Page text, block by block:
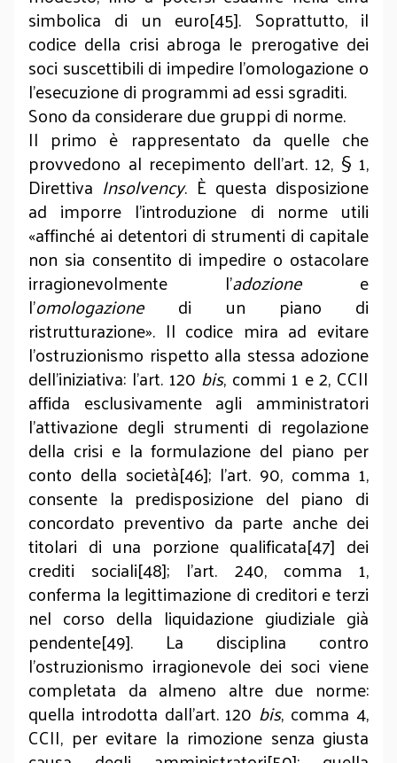
simbolica di un euro[45]. Soprattutto, il
codice della crisi abroga le prerogative dei
soci suscettibili di impedire l’omologazione o
l’esecuzione di programmi ad essi sgraditi.
Sono da considerare due gruppi di norme.
Il primo è rappresentato da quelle che
provvedono al recepimento dell’art. 12, § 1,
Direttiva Insolvency. È questa disposizione
ad imporre l’introduzione di norme utili
«affinché ai detentori di strumenti di capitale
non sia consentito di impedire o ostacolare
irragionevolmente l’adozione e
l’omologazione di un piano di
ristrutturazione». Il codice mira ad evitare
l’ostruzionismo rispetto alla stessa adozione
dell’iniziativa: l’art. 120 bis, commi 1 e 2, CCII
affida esclusivamente agli amministratori
l’attivazione degli strumenti di regolazione
della crisi e la formulazione del piano per
conto della società[46]; l’art. 90, comma 1,
consente la predisposizione del piano di
concordato preventivo da parte anche dei
titolari di una porzione qualificata[47] dei
crediti sociali[48]; l’art. 240, comma 1,
conferma la legittimazione di creditori e terzi
nel corso della liquidazione giudiziale già
pendente[49]. La disciplina contro
l’ostruzionismo irragionevole dei soci viene
completata da almeno altre due norme:
quella introdotta dall’art. 120 bis, comma 4,
CCII, per evitare la rimozione senza giusta